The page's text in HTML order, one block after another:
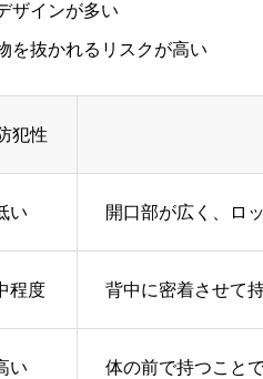
ザインが多い
を抜かれるリスクが高い
犯性
い 開口部が広く、ロ
程度 背中に密着させて
い 体の前で持つこと